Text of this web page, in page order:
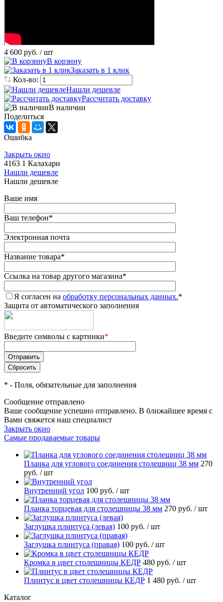
4 600 руб. / шт
В корзину
Заказать в 1 клик
Кол-во:
Нашли дешевле
Рассчитать доставку
В наличии
Поделиться
Ошибка
Закрыть окно
4163 1 Калахари
Нашли дешевле
Нашли дешевле
Ваше имя
Ваш телефон*
Электронная почта
Название товара*
Ссылка на товар другого магазина*
Я согласен на обработку персональных данных.*
Защита от автоматического заполнения
Введите символы с картинки*
* - Поля, обязательные для заполнения
Сообщение отправлено
Ваше сообщение успешно отправлено. В ближайшее время с
Вами свяжется наш специалист
Закрыть окно
Самые продаваемые товары
Планка для углового соединения столешниц 38 мм 270
руб. / шт
Внутренний угол 100 руб. / шт
Планка торцевая для столешницы 38 мм 270 руб. / шт
Заглушка плинтуса (левая) 100 руб. / шт
Заглушка плинтуса (правая) 100 руб. / шт
Кромка в цвет столешницы КЕДР 480 руб. / шт
Плинтус в цвет столешницы КЕДР 1 480 руб. / шт
Каталог